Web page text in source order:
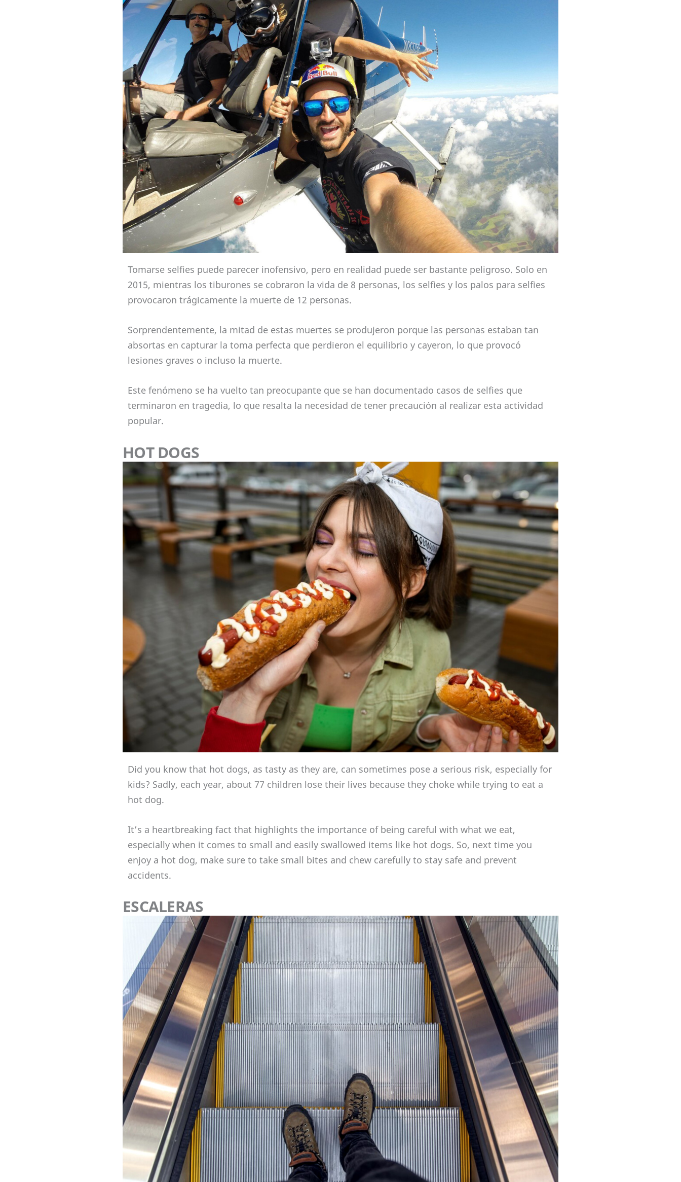
Tomarse selfies puede parecer inofensivo, pero en realidad puede ser bastante peligroso. Solo en
2015, mientras los tiburones se cobraron la vida de 8 personas, los selfies y los palos para selfies
provocaron trágicamente la muerte de 12 personas.
Sorprendentemente, la mitad de estas muertes se produjeron porque las personas estaban tan
absortas en capturar la toma perfecta que perdieron el equilibrio y cayeron, lo que provocó
lesiones graves o incluso la muerte.
Este fenómeno se ha vuelto tan preocupante que se han documentado casos de selfies que
terminaron en tragedia, lo que resalta la necesidad de tener precaución al realizar esta actividad
popular.
HOT DOGS
Did you know that hot dogs, as tasty as they are, can sometimes pose a serious risk, especially for
kids? Sadly, each year, about 77 children lose their lives because they choke while trying to eat a
hot dog.
It’s a heartbreaking fact that highlights the importance of being careful with what we eat,
especially when it comes to small and easily swallowed items like hot dogs. So, next time you
enjoy a hot dog, make sure to take small bites and chew carefully to stay safe and prevent
accidents.
ESCALERAS